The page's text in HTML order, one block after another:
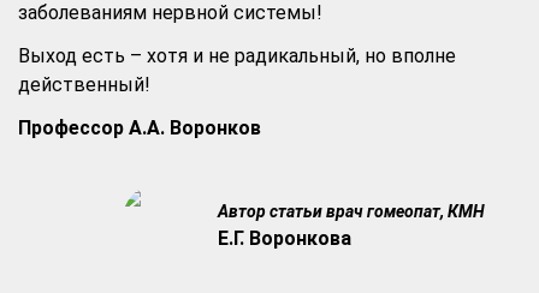
заболеваниям нервной системы!
Выход есть – хотя и не радикальный, но вполне
действенный!
Профессор А.А. Воронков
Автор статьи врач гомеопат, КМН
Е.Г. Воронкова